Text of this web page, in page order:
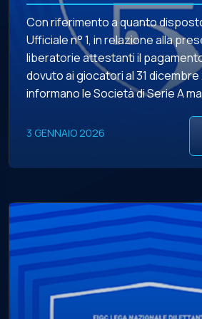
Con riferimento a quanto
Ufficiale n° 1, in relazione alla
liberatorie attestanti il
dovuto ai giocatori al 31 dicembre
informano le Società di Serie A
stata inserita la sezione relativa
3 GENNAIO 2026